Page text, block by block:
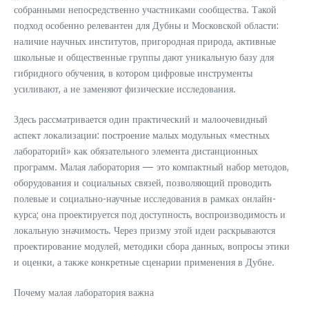
собранными непосредственно участниками сообщества. Такой
подход особенно релевантен для Дубны и Московской области:
наличие научных институтов, пригородная природа, активные
школьные и общественные группы дают уникальную базу для
гибридного обучения, в котором цифровые инструменты
усиливают, а не заменяют физические исследования.
Здесь рассматривается один практический и малоочевидный
аспект локализации: построение малых модульных «местных
лабораторий» как обязательного элемента дистанционных
программ. Малая лаборатория — это компактный набор методов,
оборудования и социальных связей, позволяющий проводить
полевые и социально-научные исследования в рамках онлайн-
курса; она проектируется под доступность, воспроизводимость и
локальную значимость. Через призму этой идеи раскрываются
проектирование модулей, методики сбора данных, вопросы этики
и оценки, а также конкретные сценарии применения в Дубне.
Почему малая лаборатория важна